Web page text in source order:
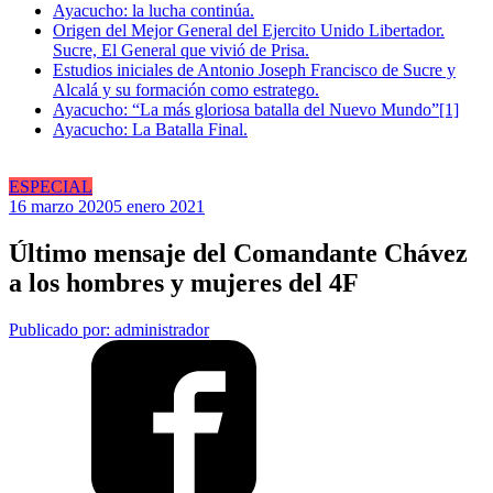
Ayacucho: la lucha continúa.
Origen del Mejor General del Ejercito Unido Libertador.
Sucre, El General que vivió de Prisa.
Estudios iniciales de Antonio Joseph Francisco de Sucre y
Alcalá y su formación como estratego.
Ayacucho: “La más gloriosa batalla del Nuevo Mundo”[1]
Ayacucho: La Batalla Final.
ESPECIAL
16 marzo 20205 enero 2021
Último mensaje del Comandante Chávez
a los hombres y mujeres del 4F
Publicado por: administrador